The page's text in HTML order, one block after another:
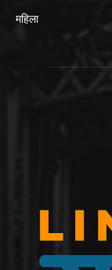
महिला